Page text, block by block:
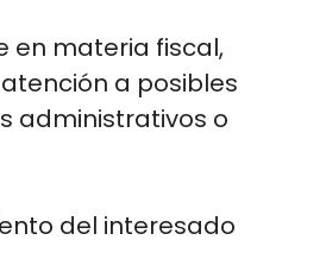
en materia fiscal,
a posibles
administrativos o
del interesado